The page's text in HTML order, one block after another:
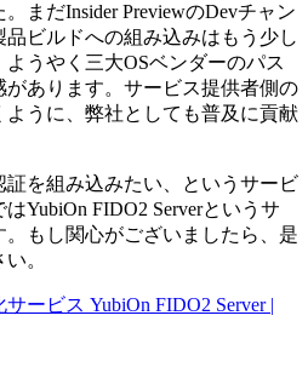
まだInsider PreviewのDevチャン
ビルドへの組み込みはもう少し
うやく三大OSベンダーのパス
あります。サービス提供者側の
うに、弊社としても普及に貢献
を組み込みたい、というサービ
YubiOn FIDO2 Serverというサ
もし関心がございましたら、是
。
ービス YubiOn FIDO2 Server |